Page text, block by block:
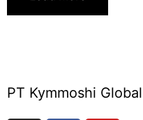
PT Kymmoshi